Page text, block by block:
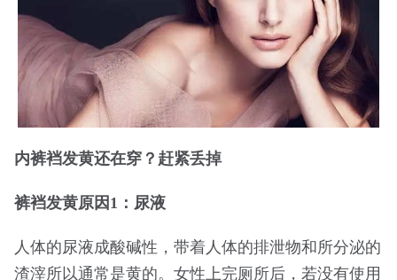
内裤裆发黄还在穿？赶紧丢掉
裤裆发黄原因1：尿液
人体的尿液成酸碱性，带着人体的排泄物和所分泌的
渣滓所以通常是黄的。女性上完厕所后，若没有使用